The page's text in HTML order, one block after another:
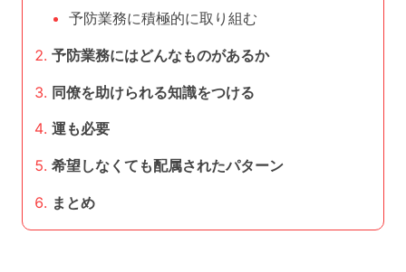
予防業務に積極的に取り組む
予防業務にはどんなものがあるか
同僚を助けられる知識をつける
運も必要
希望しなくても配属されたパターン
まとめ